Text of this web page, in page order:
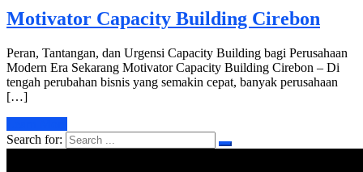
Motivator Capacity Building Cirebon
Peran, Tantangan, dan Urgensi Capacity Building bagi Perusahaan
Modern Era Sekarang Motivator Capacity Building Cirebon – Di
tengah perubahan bisnis yang semakin cepat, banyak perusahaan
[…]
Search for: